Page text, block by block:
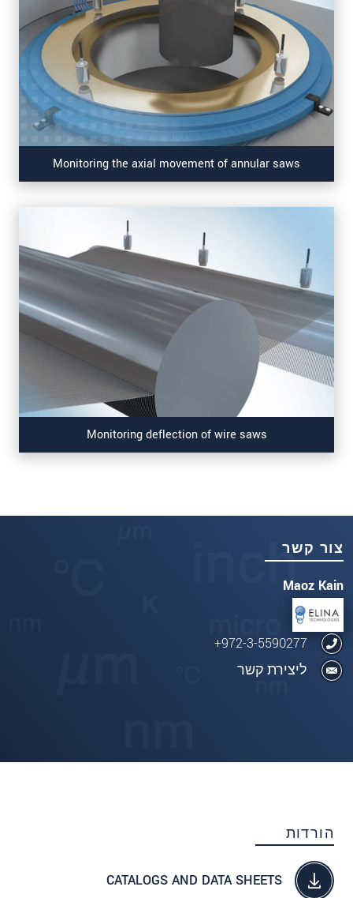
Monitoring the axial movement of annular saws
Monitoring deflection of wire saws
צור קשר
Maoz Kain
972-3-5590277+
ליצירת קשר
הורדות
CATALOGS AND DATA SHEETS